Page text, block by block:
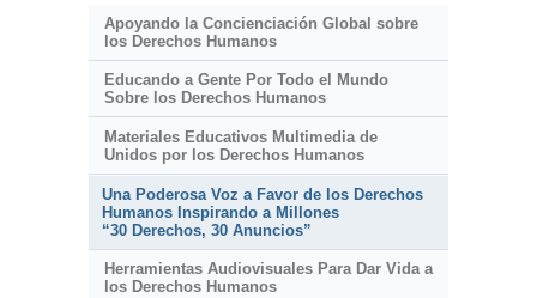
Apoyando la Concienciación Global sobre
los Derechos Humanos
Educando a Gente Por Todo el Mundo
Sobre los Derechos Humanos
Materiales Educativos Multimedia de
Unidos por los Derechos Humanos
Una Poderosa Voz a Favor de los Derechos
Humanos Inspirando a Millones
“30 Derechos, 30 Anuncios”
Herramientas Audiovisuales Para Dar Vida a
los Derechos Humanos